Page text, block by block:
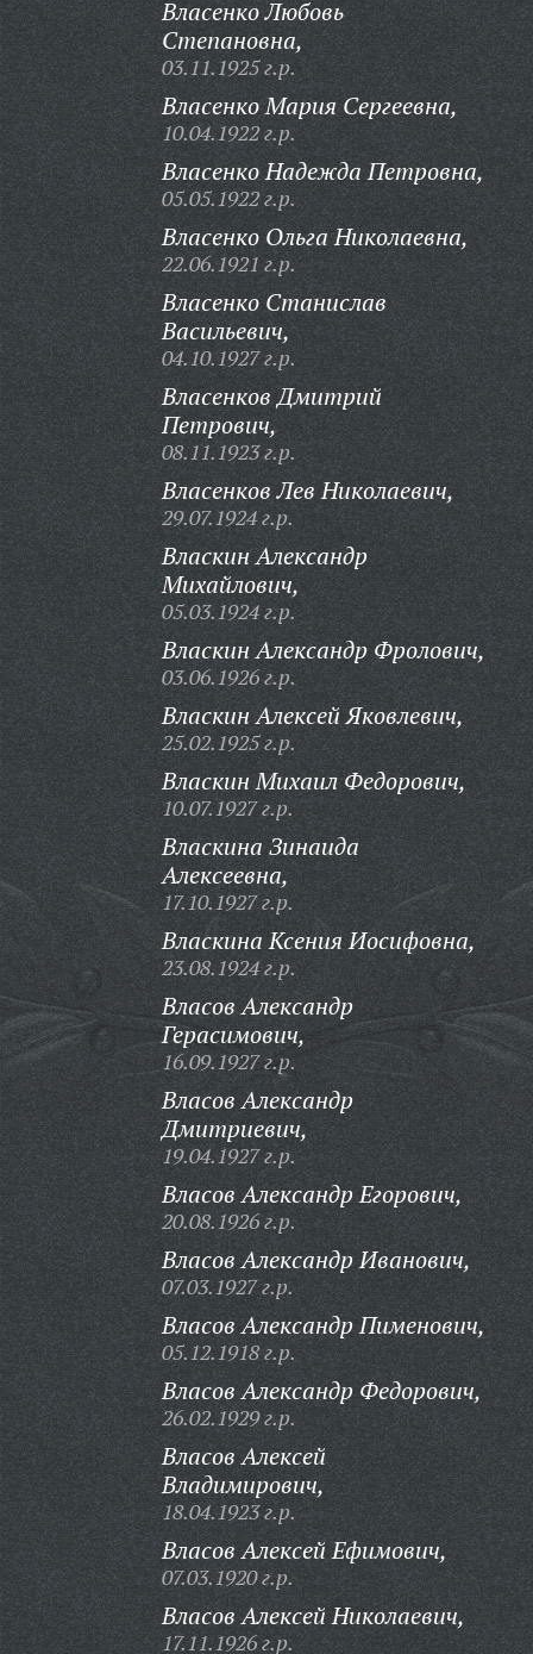
Власенко Любовь
Степановна,
03.11.1925 г.р.
Власенко Мария Сергеевна,
10.04.1922 г.р.
Власенко Надежда Петровна,
05.05.1922 г.р.
Власенко Ольга Николаевна,
22.06.1921 г.р.
Власенко Станислав
Васильевич,
04.10.1927 г.р.
Власенков Дмитрий
Петрович,
08.11.1923 г.р.
Власенков Лев Николаевич,
29.07.1924 г.р.
Власкин Александр
Михайлович,
05.03.1924 г.р.
Власкин Александр Фролович,
03.06.1926 г.р.
Власкин Алексей Яковлевич,
25.02.1925 г.р.
Власкин Михаил Федорович,
10.07.1927 г.р.
Власкина Зинаида
Алексеевна,
17.10.1927 г.р.
Власкина Ксения Иосифовна,
23.08.1924 г.р.
Власов Александр
Герасимович,
16.09.1927 г.р.
Власов Александр
Дмитриевич,
19.04.1927 г.р.
Власов Александр Егорович,
20.08.1926 г.р.
Власов Александр Иванович,
07.03.1927 г.р.
Власов Александр Пименович,
05.12.1918 г.р.
Власов Александр Федорович,
26.02.1929 г.р.
Власов Алексей
Владимирович,
18.04.1923 г.р.
Власов Алексей Ефимович,
07.03.1920 г.р.
Власов Алексей Николаевич,
17.11.1926 г.р.